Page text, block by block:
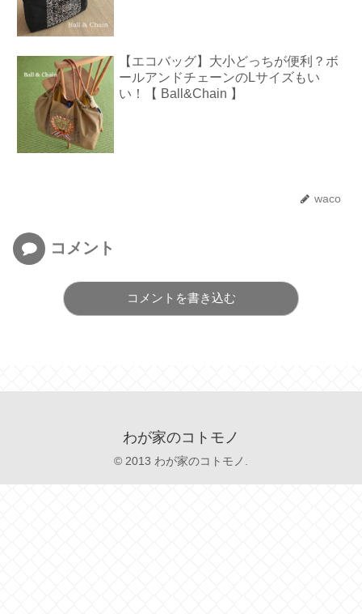
【エコバッグ】大小どっちが便利？ボ
ールアンドチェーンのLサイズもい
い！【 Ball&Chain 】
waco
コメント
コメントを書き込む
わが家のコトモノ
© 2013 わが家のコトモノ.